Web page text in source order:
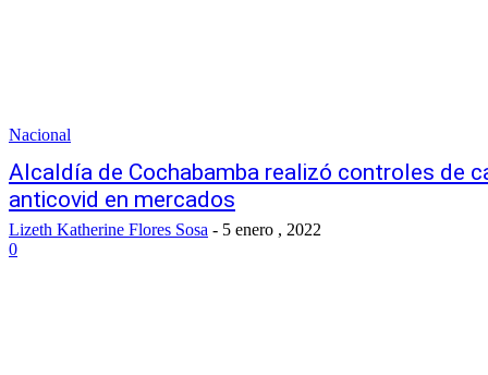
Nacional
Alcaldía de Cochabamba realizó controles de
anticovid en mercados
Lizeth Katherine Flores Sosa - 5 enero , 2022
0